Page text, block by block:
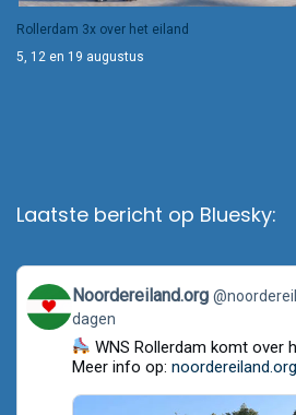
Rollerdam 3x over het eiland
5, 12 en 19 augustus
Laatste bericht op Bluesky:
View
post
by
Noordereiland.org
Bluesky
Noordereiland.org
dagen
WNS Rollerdam komt over
Meer info op: